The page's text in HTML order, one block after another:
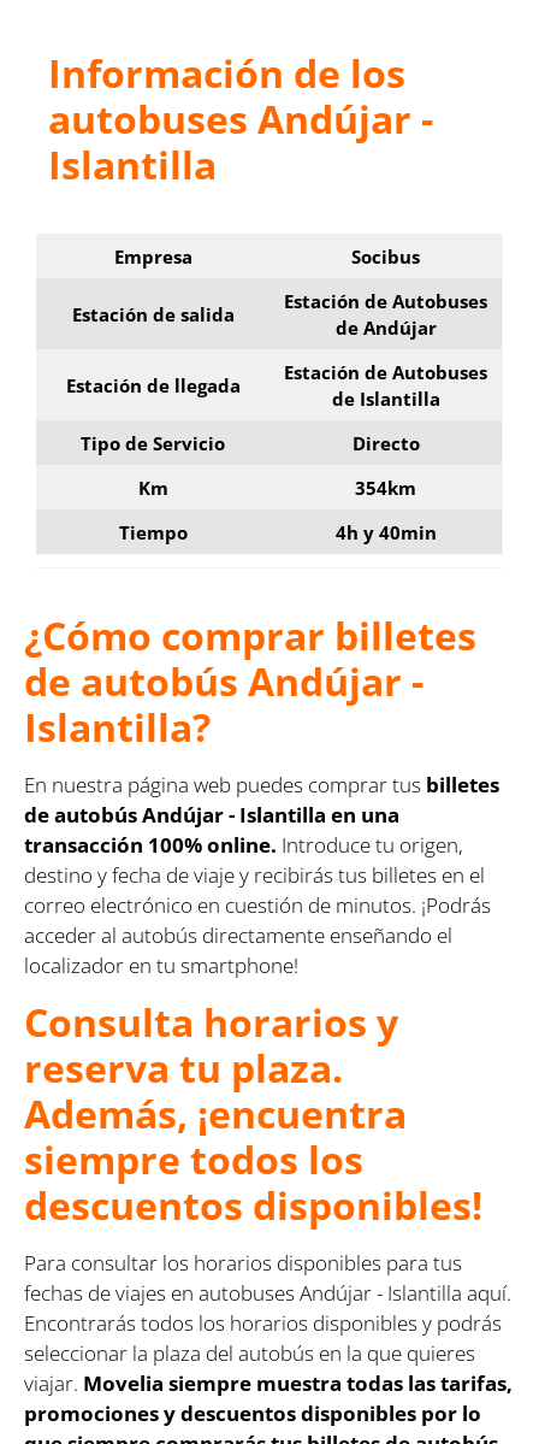
Información de los
autobuses Andújar -
Islantilla
Empresa Socibus
Estación de salida
Estación de Autobuses
de Andújar
Estación de llegada
Estación de Autobuses
de Islantilla
Tipo de Servicio
Directo
Km
354km
Tiempo
4h y 40min
¿Cómo comprar billetes
de autobús Andújar -
Islantilla?
En nuestra página web puedes comprar tus billetes
de autobús Andújar - Islantilla en una
transacción 100% online. Introduce tu origen,
destino y fecha de viaje y recibirás tus billetes en el
correo electrónico en cuestión de minutos. ¡Podrás
acceder al autobús directamente enseñando el
localizador en tu smartphone!
Consulta horarios y
reserva tu plaza.
Además, ¡encuentra
siempre todos los
descuentos disponibles!
Para consultar los horarios disponibles para tus
fechas de viajes en autobuses Andújar - Islantilla aquí.
Encontrarás todos los horarios disponibles y podrás
seleccionar la plaza del autobús en la que quieres
viajar. Movelia siempre muestra todas las tarifas,
promociones y descuentos disponibles por lo